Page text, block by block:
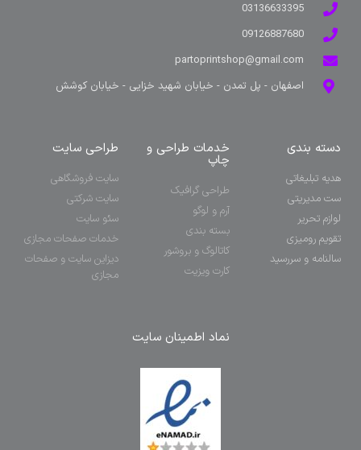
03136633395
09126887680
partoprintshop@gmail.com
اصفهان - پل تمدن - خیابان شهید خزایی - خیابان کوشش
دسته بندی
هدیه تبلیغاتی
ست مدیریتی
لوازم تحریر
تقویم رومیزی
سالنامه و سررسید
خدمات طراحی و
چاپ
طراحی گرافیک
آرم و لوگو
بسته بندی
کاتالوگ و بروشور
کارت ویزیت
طراحی سایت
سایت فروشگاهی
سایت شرکتی
سئو سایت
خدمات صفحات مجازی
دیزاین سایت و صفحات
مجازی
نماد اطمینان سایت